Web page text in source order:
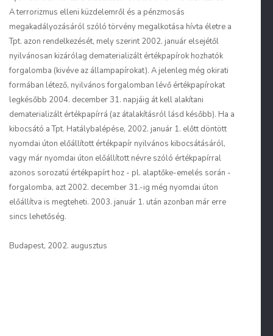
A terrorizmus elleni küzdelemről és a pénzmosás
megakadályozásáról szóló törvény megalkotása hívta életre a
Tpt. azon rendelkezését, mely szerint 2002. január elsejétől
nyilvánosan kizárólag dematerializált értékpapírok hozhatók
forgalomba (kivéve az állampapírokat). A jelenleg még okirati
formában létező, nyilvános forgalomban lévő értékpapírokat
legkésőbb 2004. december 31. napjáig át kell alakítani
dematerializált értékpapírrá (az átalakításról lásd később). Ha a
kibocsátó a Tpt. Hatálybalépése, 2002. január 1. előtt döntött
nyomdai úton előállított értékpapír nyilvános kibocsátásáról,
vagy már nyomdai úton előállított névre szóló értékpapírral
azonos sorozatú értékpapírt hoz - pl. alaptőke-emelés során -
forgalomba, azt 2002. december 31.-ig még nyomdai úton
előállítva is megteheti. 2003. január 1. után azonban már erre
sincs lehetőség.
Budapest, 2002. augusztus